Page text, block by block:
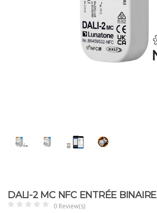
DALI-2 MC NFC ENTRÉE BINAIRE
0 Review(s)